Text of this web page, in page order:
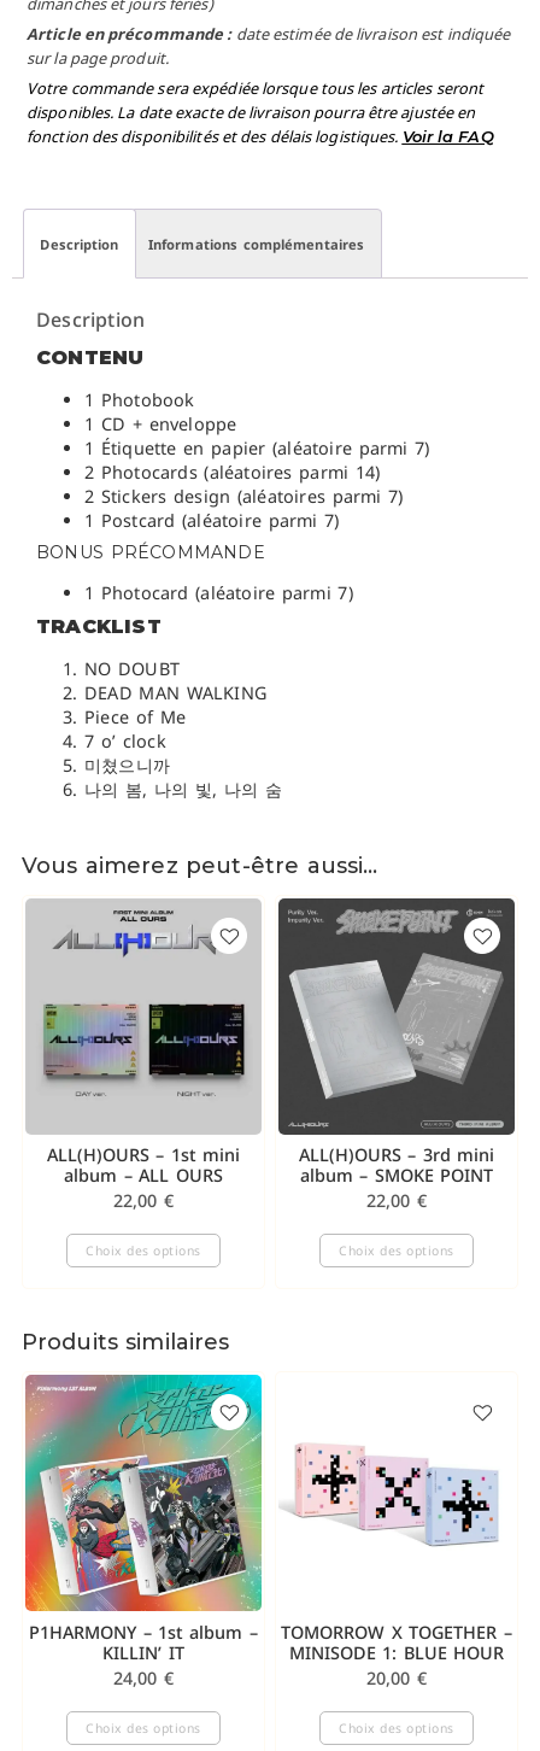
Article en précommande : date estimée de livraison est indiquée
sur la page produit.
Votre commande sera expédiée lorsque tous les articles seront
disponibles. La date exacte de livraison pourra être ajustée en
fonction des disponibilités et des délais logistiques. Voir la FAQ
Description Informations complémentaires
Description
CONTENU
1 Photobook
1 CD + enveloppe
1 Étiquette en papier (aléatoire parmi 7)
2 Photocards (aléatoires parmi 14)
2 Stickers design (aléatoires parmi 7)
1 Postcard (aléatoire parmi 7)
BONUS PRÉCOMMANDE
1 Photocard (aléatoire parmi 7)
TRACKLIST
NO DOUBT
DEAD MAN WALKING
Piece of Me
7 o’ clock
미쳤으니까
나의 봄, 나의 빛, 나의 숨
Vous aimerez peut-être aussi…
ALL(H)OURS – 1st mini
album – ALL OURS
22,00 €
Choix des options
ALL(H)OURS – 3rd mini
album – SMOKE POINT
22,00 €
Choix des options
Produits similaires
P1HARMONY – 1st album –
KILLIN’ IT
24,00 €
Choix des options
TOMORROW X TOGETHER –
MINISODE 1: BLUE HOUR
20,00 €
Choix des options